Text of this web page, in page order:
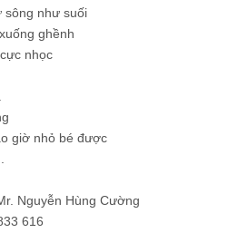
sông như suối
ghềnh
nhọc
giờ nhỏ bé được
Nguyễn Hùng Cường
616